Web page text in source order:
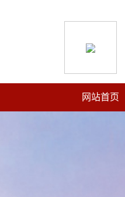
网站首页